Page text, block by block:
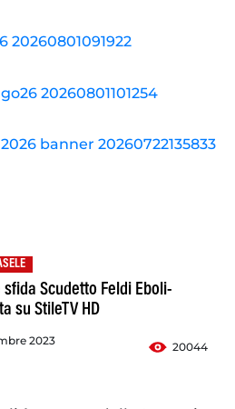
Scudetto Feldi Eboli-
su StileTV HD
2023
20044